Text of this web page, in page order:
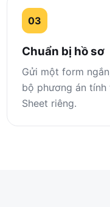
03
Chuẩn bị hồ sơ
Gửi một form
bộ phương án tính
Sheet riêng.